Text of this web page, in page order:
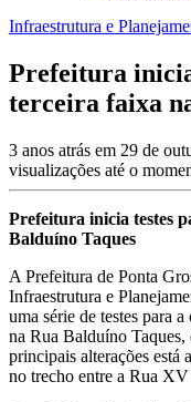
Infraestrutura e
Prefeitura
terceira faixa
3 anos atrás em 29 de
visualizações até o
Prefeitura inicia testes
Balduíno Taques
A Prefeitura de Ponta
Infraestrutura e
uma série de testes para
na Rua Balduíno
principais alterações está
no trecho entre a Rua